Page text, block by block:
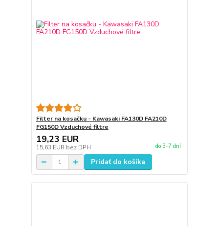
Filter na kosačku - Kawasaki FA130D FA210D
FG150D Vzduchové filtre
19,23 EUR
15,63 EUR bez DPH do 3-7 dní
Pridať do košíka